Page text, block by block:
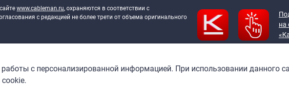
www.cableman.ru, охраняются в соответствии с
с редакцией не более трети от объема оригинального
на
с персонализированной информацией. При использовании данного